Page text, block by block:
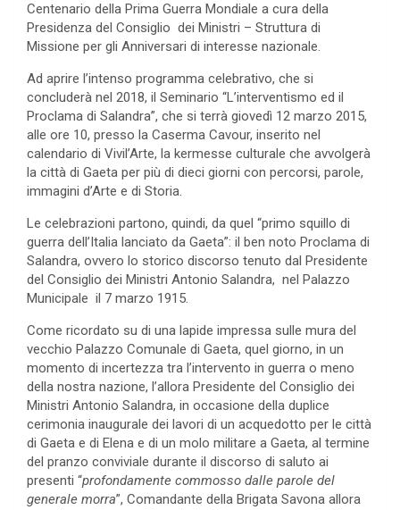
Centenario della Prima Guerra Mondiale a cura della
Presidenza del Consiglio dei Ministri – Struttura di
Missione per gli Anniversari di interesse nazionale.
Ad aprire l’intenso programma celebrativo, che si
concluderà nel 2018, il Seminario “L’interventismo ed il
Proclama di Salandra”, che si terrà giovedì 12 marzo 2015,
alle ore 10, presso la Caserma Cavour, inserito nel
calendario di Vivil’Arte, la kermesse culturale che avvolgerà
la città di Gaeta per più di dieci giorni con percorsi, parole,
immagini d’Arte e di Storia.
Le celebrazioni partono, quindi, da quel “primo squillo di
guerra dell’Italia lanciato da Gaeta”: il ben noto Proclama di
Salandra, ovvero lo storico discorso tenuto dal Presidente
del Consiglio dei Ministri Antonio Salandra, nel Palazzo
Municipale il 7 marzo 1915.
Come ricordato su di una lapide impressa sulle mura del
vecchio Palazzo Comunale di Gaeta, quel giorno, in un
momento di incertezza tra l’intervento in guerra o meno
della nostra nazione, l’allora Presidente del Consiglio dei
Ministri Antonio Salandra, in occasione della duplice
cerimonia inaugurale dei lavori di un acquedotto per le città
di Gaeta e di Elena e di un molo militare a Gaeta, al termine
del pranzo conviviale durante il discorso di saluto ai
presenti “profondamente commosso dalle parole del
generale morra”, Comandante della Brigata Savona allora